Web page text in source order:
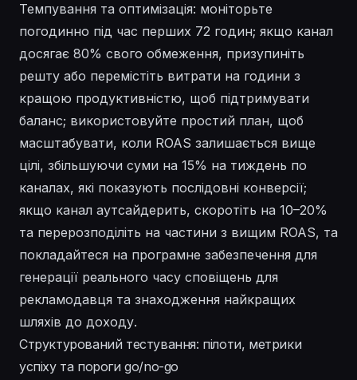
Темпування та оптимізація: моніторьте
погодинно під час перших 72 годин; якщо канал
досягає 80% свого обмеження, призупиніть
решту або перемістіть витрати на години з
кращою продуктивністю, щоб підтримувати
баланс; використовуйте простий план, щоб
масштабувати, коли ROAS залишається вище
цілі, збільшуючи суми на 15% на тиждень по
каналах, які показують послідовні конверсії;
якщо канал аутсайдерить, скоротіть на 10–20%
та перерозподіліть на частини з вищим ROAS, та
покладайтеся на програмне забезпечення для
генерації реального часу сповіщень для
рекламодавця та знаходження найкращих
шляхів до доходу.
Структурований тестування: пілоти, метрики
успіху та пороги go/no-go